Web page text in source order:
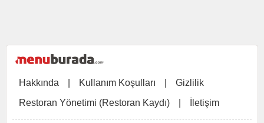
Hakkında Kullanım Koşulları
Gizlilik
Restoran Yönetimi (Restoran Kaydı)
İletişim